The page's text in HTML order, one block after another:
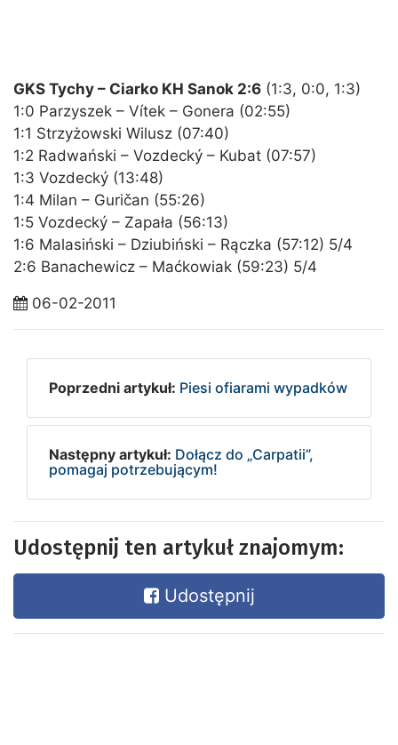
GKS Tychy – Ciarko KH Sanok 2:6 (1:3, 0:0, 1:3)
1:0 Parzyszek – Vítek – Gonera (02:55)
1:1 Strzyżowski Wilusz (07:40)
1:2 Radwański – Vozdecký – Kubat (07:57)
1:3 Vozdecký (13:48)
1:4 Milan – Guričan (55:26)
1:5 Vozdecký – Zapała (56:13)
1:6 Malasiński – Dziubiński – Rączka (57:12) 5/4
2:6 Banachewicz – Maćkowiak (59:23) 5/4
06-02-2011
Poprzedni artykuł: Piesi ofiarami wypadków
Następny artykuł: Dołącz do „Carpatii”,
pomagaj potrzebującym!
Udostępnij ten artykuł znajomym:
Udostępnij